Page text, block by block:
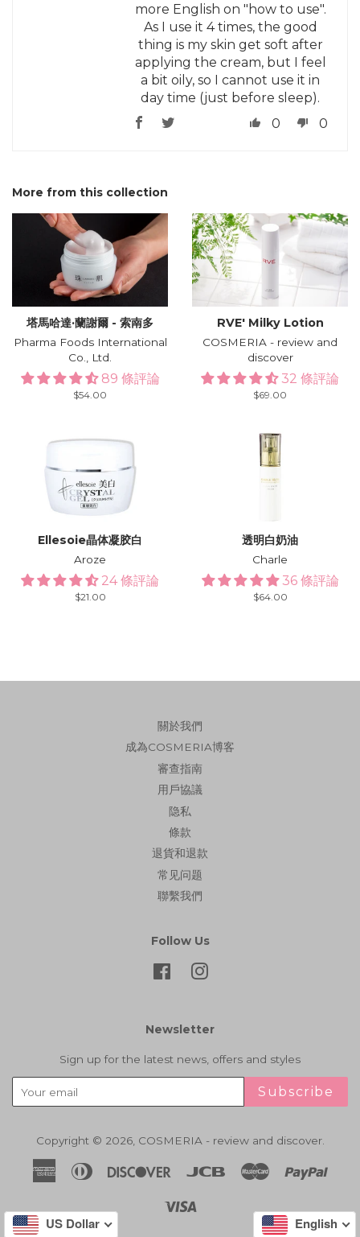
more English on "how to use".
As I use it 4 times, the good
thing is my skin get soft after
applying the cream, but I feel
a bit oily, so I cannot use it in
day time (just before sleep).
0
0
More from this collection
塔馬哈達·蘭謝爾 - 索南多
Pharma Foods International
Co., Ltd.
89 條評論
Regular
$54.00
RVE′ Milky Lotion
COSMERIA - review and
discover
32 條評論
Regular
$69.00
Ellesoie晶体凝胶白
Aroze
24 條評論
Regular
$21.00
透明白奶油
Charle
36 條評論
Regular
$64.00
關於我們
成為COSMERIA博客
審查指南
用戶協議
隐私
條款
退貨和退款
常见问题
聯繫我們
Follow Us
FacebookInstagram
Newsletter
Sign up for the latest news, offers and styles
Subscribe
Copyright © 2026, COSMERIA - review and discover.
AmericanDiners
Discover Jcb Master
English
US Dollar